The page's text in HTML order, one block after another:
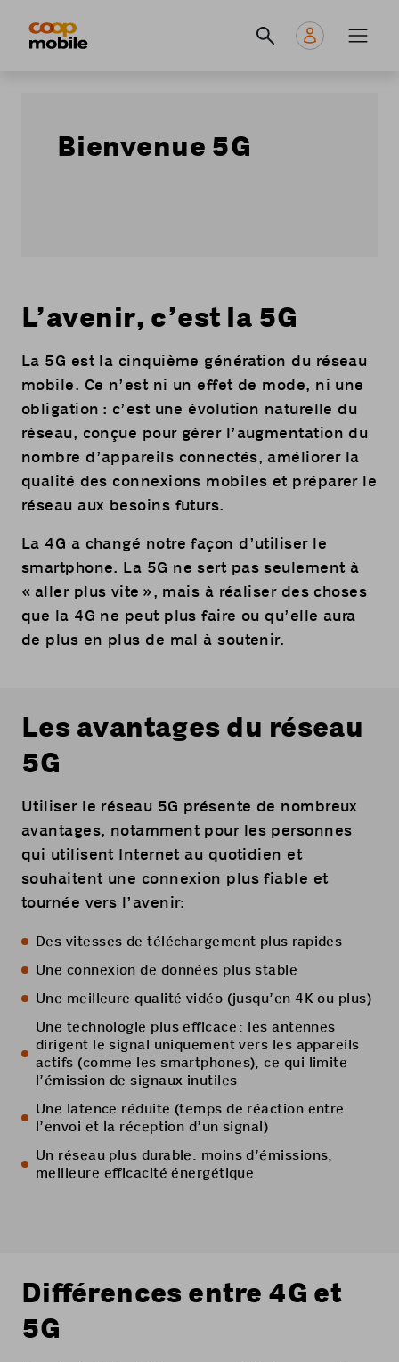
principale
Bienvenue 5G
L’avenir, c’est la 5G
La 5G est la cinquième génération du réseau
mobile. Ce n’est ni un effet de mode, ni une
obligation : c’est une évolution naturelle du
réseau, conçue pour gérer l’augmentation du
nombre d’appareils connectés, améliorer la
qualité des connexions mobiles et préparer le
réseau aux besoins futurs.
La 4G a changé notre façon d’utiliser le
smartphone. La 5G ne sert pas seulement à
« aller plus vite », mais à réaliser des choses
que la 4G ne peut plus faire ou qu’elle aura
de plus en plus de mal à soutenir.
Les avantages du réseau
5G
Utiliser le réseau 5G présente de nombreux
avantages, notamment pour les personnes
qui utilisent Internet au quotidien et
souhaitent une connexion plus fiable et
tournée vers l’avenir:
Des vitesses de téléchargement plus rapides
Une connexion de données plus stable
Une meilleure qualité vidéo (jusqu’en 4K ou plus)
Une technologie plus efficace : les antennes
dirigent le signal uniquement vers les appareils
actifs (comme les smartphones), ce qui limite
l’émission de signaux inutiles
Une latence réduite (temps de réaction entre
l’envoi et la réception d’un signal)
Un réseau plus durable: moins d’émissions,
meilleure efficacité énergétique
Différences entre 4G et
5G